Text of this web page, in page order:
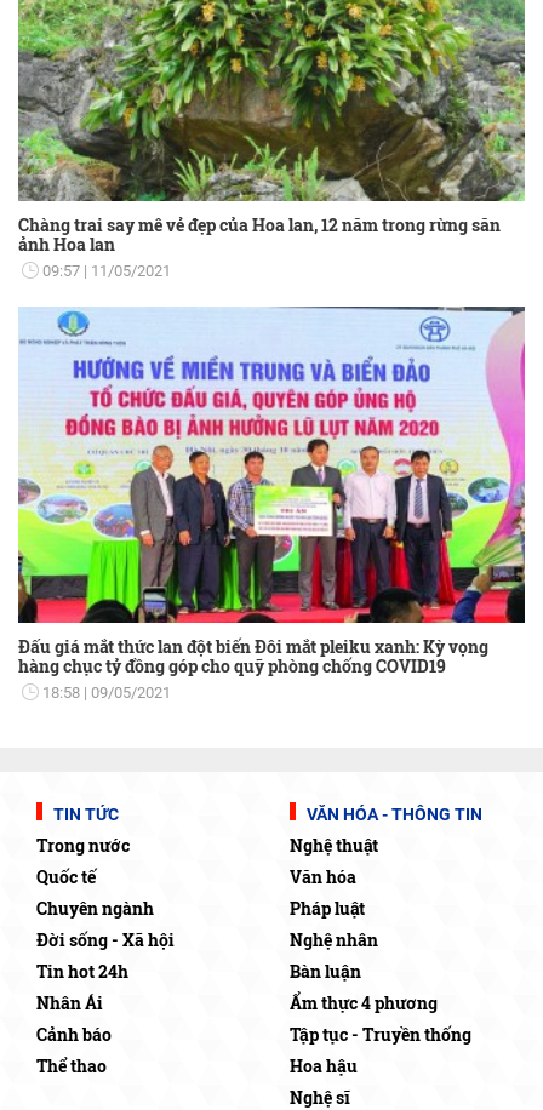
Chàng trai say mê vẻ đẹp của Hoa lan, 12 năm trong rừng săn
ảnh Hoa lan
09:57 11/05/2021
Đấu giá mắt thức lan đột biến Đôi mắt pleiku xanh: Kỳ vọng
hàng chục tỷ đồng góp cho quỹ phòng chống COVID19
18:58 09/05/2021
TIN TỨC
Trong nước
Quốc tế
Chuyên ngành
Đời sống - Xã hội
Tin hot 24h
Nhân Ái
Cảnh báo
Thể thao
VĂN HÓA - THÔNG TIN
Nghệ thuật
Văn hóa
Pháp luật
Nghệ nhân
Bàn luận
Ẩm thực 4 phương
Tập tục - Truyền thống
Hoa hậu
Nghệ sĩ